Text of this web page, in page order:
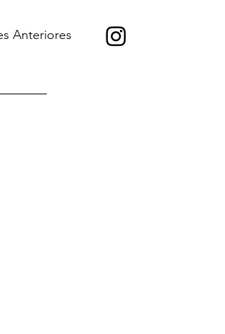
Anteriores